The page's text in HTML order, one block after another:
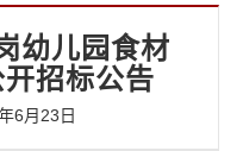
幼儿园食材
招标公告
6月23日